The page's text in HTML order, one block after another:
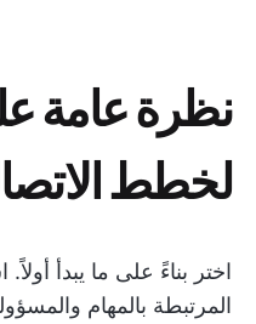
لخطط
المرتبطة بالمهام